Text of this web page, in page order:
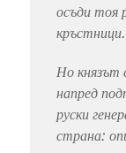
осъди тоя
кръстници.
Но князът
напред
руски
страна: